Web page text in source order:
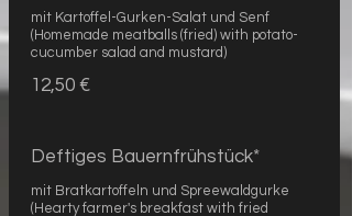
mit Kartoffel-Gurken-Salat und Senf
(Homemade meatballs (fried) with potato-
cucumber salad and mustard)
12,50 €
Deftiges Bauernfrühstück*
mit Bratkartoffeln und Spreewaldgurke
(Hearty farmer's breakfast with fried